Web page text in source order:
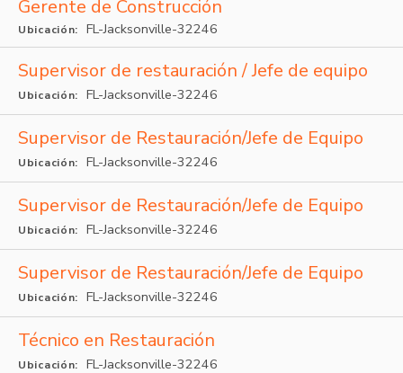
Gerente de Construcción
Ubicación: FL-Jacksonville-32246
Supervisor de restauración / Jefe de equipo
Ubicación: FL-Jacksonville-32246
Supervisor de Restauración/Jefe de Equipo
Ubicación: FL-Jacksonville-32246
Supervisor de Restauración/Jefe de Equipo
Ubicación: FL-Jacksonville-32246
Supervisor de Restauración/Jefe de Equipo
Ubicación: FL-Jacksonville-32246
Técnico en Restauración
Ubicación: FL-Jacksonville-32246